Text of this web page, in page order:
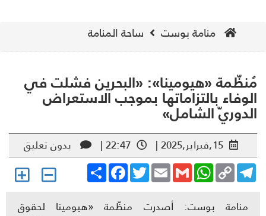
منامة بوست ساحة المنامة
«هيومينا»: «البحرين فشلت في
بالتزاماتها بموجب الاستعراض
الشامل»
15,فبراير,2025 | 22:47 |
بدون تعليق
Share
FacebookTwitterEmailGmail
WhatsAppCopy
Link
منامة بوست: أصدرت منظّمة «هيومينا لحقوق